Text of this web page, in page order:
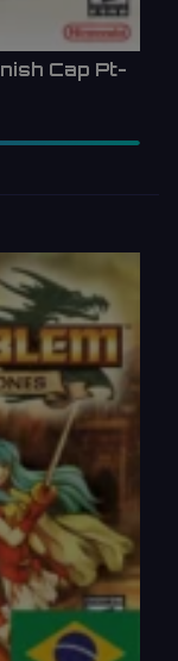
Cap Pt-